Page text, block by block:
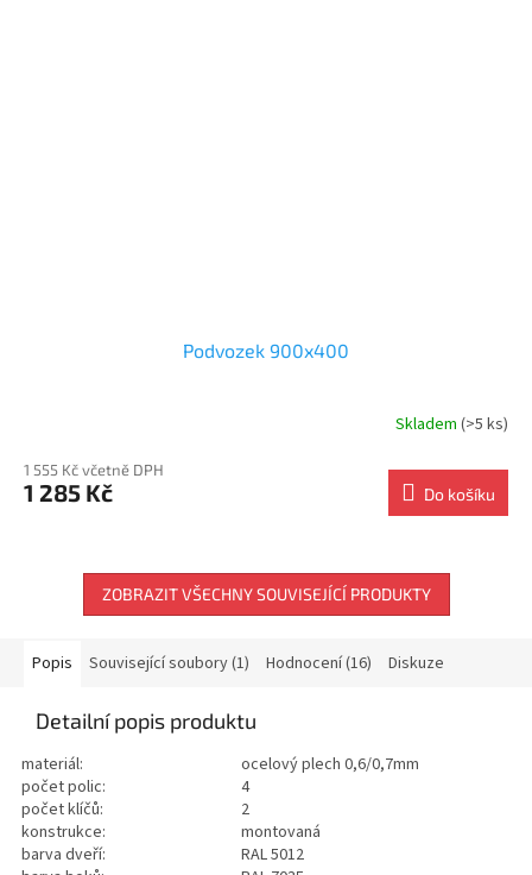
Podvozek 900x400
Skladem (>5 ks)
1 555 Kč včetně DPH
1 285 Kč Do košíku
ZOBRAZIT VŠECHNY SOUVISEJÍCÍ PRODUKTY
Popis Související soubory (1) Hodnocení (16) Diskuze
Detailní popis produktu
materiál:
ocelový plech 0,6/0,7mm
počet polic:
4
počet klíčů:
2
konstrukce:
montovaná
barva dveří:
RAL 5012